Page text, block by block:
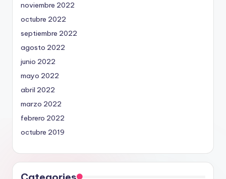
noviembre 2022
octubre 2022
septiembre 2022
agosto 2022
junio 2022
mayo 2022
abril 2022
marzo 2022
febrero 2022
octubre 2019